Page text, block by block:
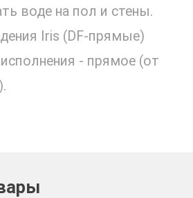
воде на пол и стены.
Iris (DF-прямые)
- прямое (от